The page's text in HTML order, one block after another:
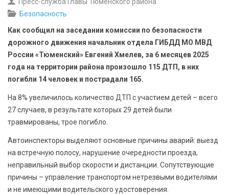
СПОРТ
Безопасность
Как сообщил на заседании комиссии по безопасности
дорожного движения начальник отдела ГИБДД МО МВД
России «Тюменский» Евгений Хмелев, за 6 месяцев 2025
года на территории района произошло 115 ДТП, в них
погибли 14 человек и пострадали 165.
На 8% увеличилось количество ДТП с участием детей – всего
27 случаев, в результате которых 29 детей были
травмированы, трое погибло.
Автоинспекторы выделяют основные причины аварий: выезд
на встречную полосу, нарушение очередности проезда,
неправильный выбор скорости и дистанции. Сопутствующие
причины – управление транспортом нетрезвыми водителями
и не имеющими водительского удостоверения.